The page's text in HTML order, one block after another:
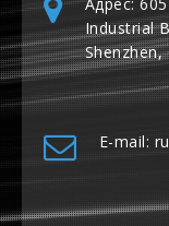
Industrial
E-mail: